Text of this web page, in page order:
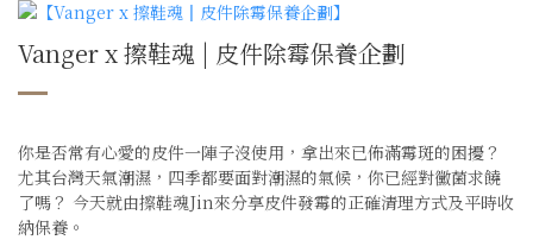
Vanger x 擦鞋魂 | 皮件除霉保養企劃
你是否常有心愛的皮件一陣子沒使用，拿出來已佈滿霉斑的困擾？
尤其台灣天氣潮濕，四季都要面對潮濕的氣候，你已經對黴菌求饒
了嗎？ 今天就由擦鞋魂Jin來分享皮件發霉的正確清理方式及平時收
納保養。